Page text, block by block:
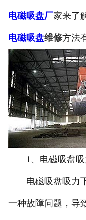
电磁吸盘厂家来了
电磁吸盘维修方法
1、电磁吸盘吸
电磁吸盘吸力下
一种故障问题，导